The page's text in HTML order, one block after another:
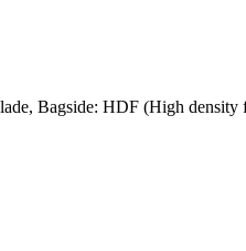
Bagside: HDF (High density